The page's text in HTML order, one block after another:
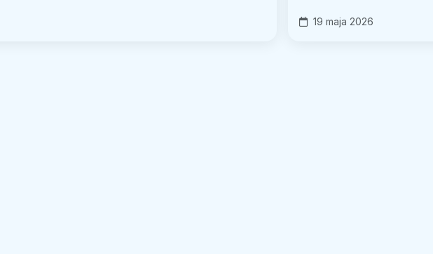
19 maja 2026